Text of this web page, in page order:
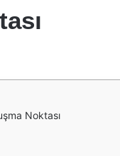
Noktası